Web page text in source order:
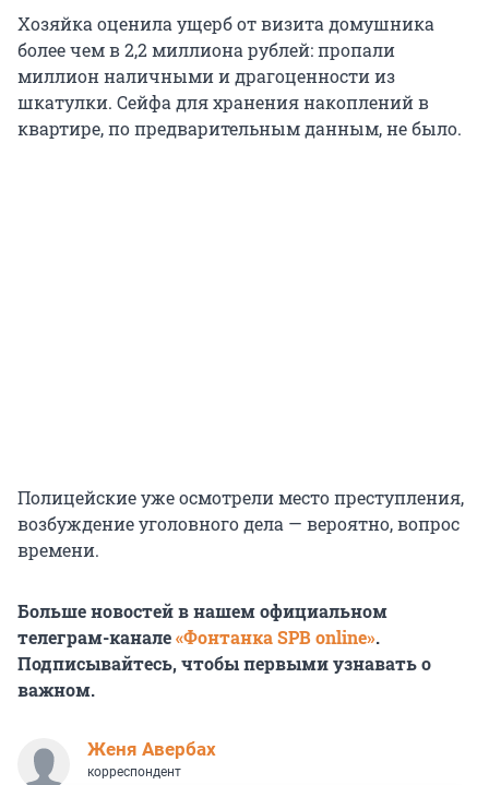
Хозяйка оценила ущерб от визита домушника
более чем в 2,2 миллиона рублей: пропали
миллион наличными и драгоценности из
шкатулки. Сейфа для хранения накоплений в
квартире, по предварительным данным, не было.
Полицейские уже осмотрели место преступления,
возбуждение уголовного дела — вероятно, вопрос
времени.
Больше новостей в нашем официальном
телеграм-канале«Фонтанка SPB online».
Подписывайтесь, чтобы первыми узнавать о
важном.
Женя Авербах
корреспондент